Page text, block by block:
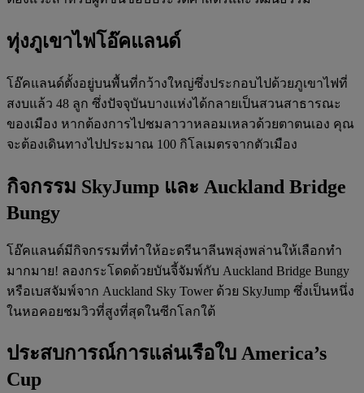
ทุ่งภูเขาไฟโอ๊คแลนด์
โอ๊คแลนด์ตั้งอยู่บนพื้นที่กว้างใหญ่ซึ่งประกอบไปด้วยภูเขาไฟที่
สงบแล้ว 48 ลูก ซึ่งปัจจุบันบางแห่งได้กลายเป็นสวนสาธารณะ
ของเมือง หากต้องการไปชมลาวาหลอมเหลวด้วยตาตนเอง คุณ
จะต้องเดินทางไปประมาณ 100 กิโลเมตรจากตัวเมือง
กิจกรรม SkyJump และ Auckland Bridge
Bungy
โอ๊คแลนด์มีกิจกรรมที่ทำให้อะดรีนาลีนพลุ่งพล่านให้เลือกทำ
มากมาย! ลองกระโดดด้วยบันจี้จัมพ์กับ Auckland Bridge Bungy
หรือเบสจัมพ์จาก Auckland Sky Tower ด้วย SkyJump ซึ่งเป็นหนึ่ง
ในหอคอยชมวิวที่สูงที่สุดในซีกโลกใต้
ประสบการณ์การแล่นเรือใบ America’s
Cup